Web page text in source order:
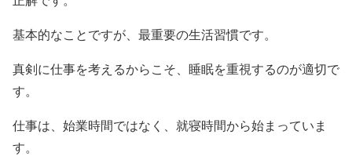
基本的なことですが、最重要の生活習慣です。
真剣に仕事を考えるからこそ、睡眠を重視するのが適切で
す。
仕事は、始業時間ではなく、就寝時間から始まっていま
す。